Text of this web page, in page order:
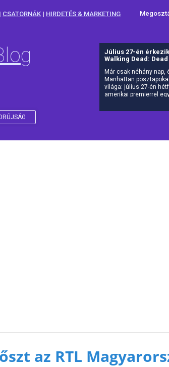
| CSATORNÁK | HIRDETÉS & MARKETING
Július 27-én
Walking Dead: Dead
Már csak néhány nap,
Manhattan
világa: július 27-én
amerikai premierrel
debütál itthon is az
az RTL